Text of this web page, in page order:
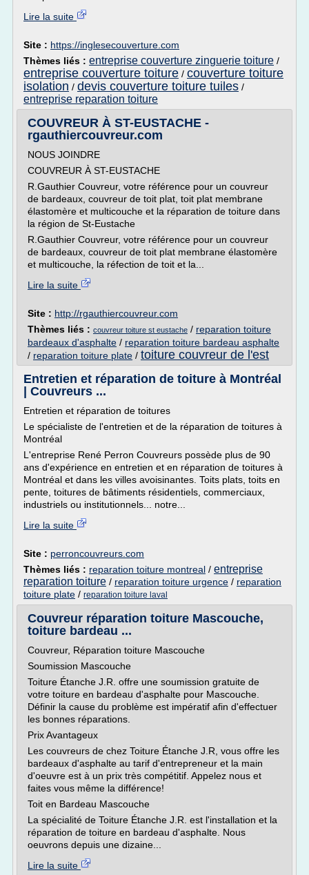
Lire la suite
Site : https://inglesecouverture.com
Thèmes liés : entreprise couverture zinguerie toiture /
entreprise couverture toiture / couverture toiture
isolation / devis couverture toiture tuiles /
entreprise reparation toiture
COUVREUR À ST-EUSTACHE -
rgauthiercouvreur.com
NOUS JOINDRE
COUVREUR À ST-EUSTACHE
R.Gauthier Couvreur, votre référence pour un couvreur
de bardeaux, couvreur de toit plat, toit plat membrane
élastomère et multicouche et la réparation de toiture dans
la région de St-Eustache
R.Gauthier Couvreur, votre référence pour un couvreur
de bardeaux, couvreur de toit plat membrane élastomère
et multicouche, la réfection de toit et la...
Lire la suite
Site : http://rgauthiercouvreur.com
Thèmes liés : couvreur toiture st eustache / reparation toiture
bardeaux d'asphalte / reparation toiture bardeau asphalte
/ reparation toiture plate / toiture couvreur de l'est
Entretien et réparation de toiture à Montréal
| Couvreurs ...
Entretien et réparation de toitures
Le spécialiste de l'entretien et de la réparation de toitures à
Montréal
L'entreprise René Perron Couvreurs possède plus de 90
ans d'expérience en entretien et en réparation de toitures à
Montréal et dans les villes avoisinantes. Toits plats, toits en
pente, toitures de bâtiments résidentiels, commerciaux,
industriels ou institutionnels... notre...
Lire la suite
Site : perroncouvreurs.com
Thèmes liés : reparation toiture montreal / entreprise
reparation toiture / reparation toiture urgence / reparation
toiture plate / reparation toiture laval
Couvreur réparation toiture Mascouche,
toiture bardeau ...
Couvreur, Réparation toiture Mascouche
Soumission Mascouche
Toiture Étanche J.R. offre une soumission gratuite de
votre toiture en bardeau d'asphalte pour Mascouche.
Définir la cause du problème est impératif afin d'effectuer
les bonnes réparations.
Prix Avantageux
Les couvreurs de chez Toiture Étanche J.R, vous offre les
bardeaux d'asphalte au tarif d'entrepreneur et la main
d'oeuvre est à un prix très compétitif. Appelez nous et
faites vous même la différence!
Toit en Bardeau Mascouche
La spécialité de Toiture Étanche J.R. est l'installation et la
réparation de toiture en bardeau d'asphalte. Nous
oeuvrons depuis une dizaine...
Lire la suite